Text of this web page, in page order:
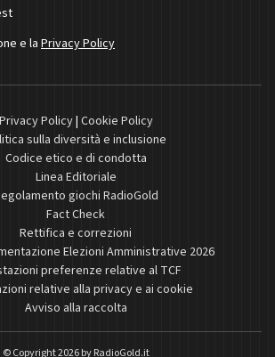
e la Privacy Policy
Privacy Policy| Cookie Policy
sulla diversità e inclusione
Codice etico e di condotta
Linea Editoriale
giochi RadioGold
Fact Check
Rettifica e correzioni
Elezioni Amministrative 2026
preferenze relative al TCF
relative alla privacy e ai cookie
Avviso alla raccolta
© Copyright 2026 byRadioGold.it